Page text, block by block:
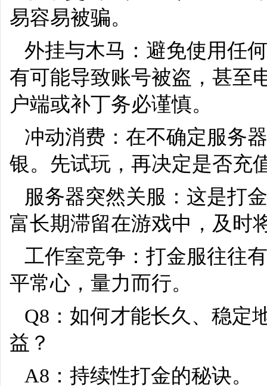
易容易被骗。
外挂与木马：避免使用任
有可能导致账号被盗，甚至
户端或补丁务必谨慎。
冲动消费：在不确定服务
银。先试玩，再决定是否充
服务器突然关服：这是打
富长期滞留在游戏中，及时
工作室竞争：打金服往往
平常心，量力而行。
Q8：如何才能长久、稳定
益？
A8：持续性打金的秘诀。